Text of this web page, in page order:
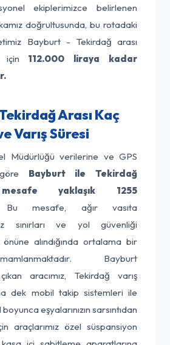
ekiplerimizce belirlenen
doğrultusunda, bu rotadaki
Bayburt - Tekirdağ arası
için 112.000 liraya kadar
Arası Kaç
Varış Süresi
Müdürlüğü verilerine ve GPS
Bayburt ile Tekirdağ
yaklaşık 1255
mesafe, ağır vasıta
sınırları ve yol güvenliği
alındığında ortalama bir
Bayburt
aracımız, Tekirdağ varış
dek mobil takip sistemleri ile
eşyalarınızın sarsıntıdan
araçlarımız özel süspansiyon